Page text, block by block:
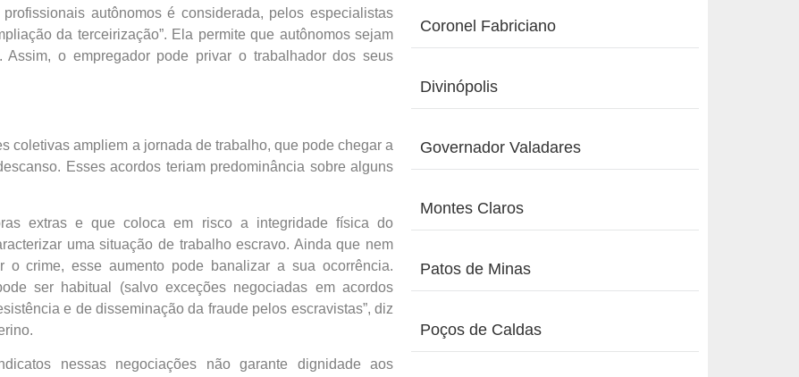
autônomos é considerada, pelos especialistas
da terceirização”. Ela permite que autônomos sejam
o empregador pode privar o trabalhador dos seus
coletivas ampliem a jornada de trabalho, que pode chegar a
Esses acordos teriam predominância sobre alguns
extras e que coloca em risco a integridade física do
uma situação de trabalho escravo. Ainda que nem
crime, esse aumento pode banalizar a sua ocorrência.
ser habitual (salvo exceções negociadas em acordos
e de disseminação da fraude pelos escravistas”, diz
nessas negociações não garante dignidade aos
Coronel Fabriciano
Divinópolis
Governador Valadares
Montes Claros
Patos de Minas
Poços de Caldas